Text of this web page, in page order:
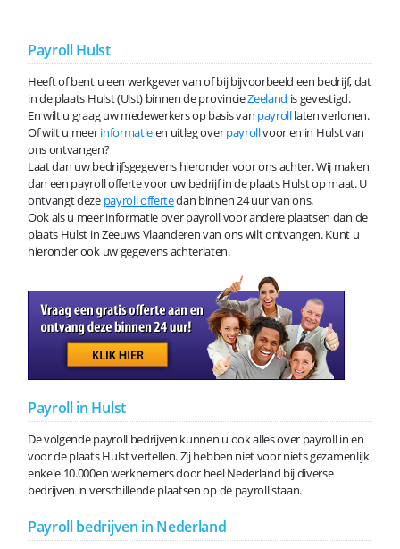
Payroll Hulst
Heeft of bent u een werkgever van of bij bijvoorbeeld een bedrijf, dat
in de plaats Hulst (Ulst) binnen de provincieZeeland is gevestigd.
En wilt u graag uw medewerkers op basis van payrolllaten verlonen.
Of wilt u meerinformatieen uitleg overpayrollvoor en in Hulst van
ons ontvangen?
Laat dan uw bedrijfsgegevens hieronder voor ons achter. Wij maken
dan een payroll offerte voor uw bedrijf in de plaats Hulst op maat. U
ontvangt deze payroll offertedan binnen 24 uur van ons.
Ook als u meer informatie over payroll voor andere plaatsen dan de
plaats Hulst in Zeeuws Vlaanderen van ons wilt ontvangen. Kunt u
hieronder ook uw gegevens achterlaten.
Payroll in Hulst
De volgende payroll bedrijven kunnen u ook alles over payroll in en
voor de plaats Hulst vertellen. Zij hebben niet voor niets gezamenlijk
enkele 10.000en werknemers door heel Nederland bij diverse
bedrijven in verschillende plaatsen op de payroll staan.
Payroll bedrijven in Nederland